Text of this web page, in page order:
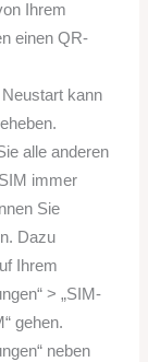
Ihrem
einen QR-
kann
alle anderen
immer
Sie
Dazu
Ihrem
> „SIM-
gehen.
neben